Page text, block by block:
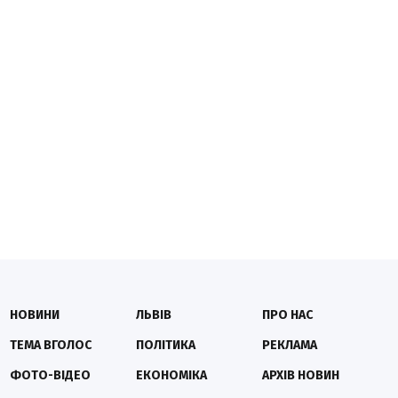
НОВИНИ
ТЕМА ВГОЛОС
ФОТО-ВІДЕО
ЛЬВІВ
ПОЛІТИКА
ЕКОНОМІКА
ПРО НАС
РЕКЛАМА
АРХІВ НОВИН